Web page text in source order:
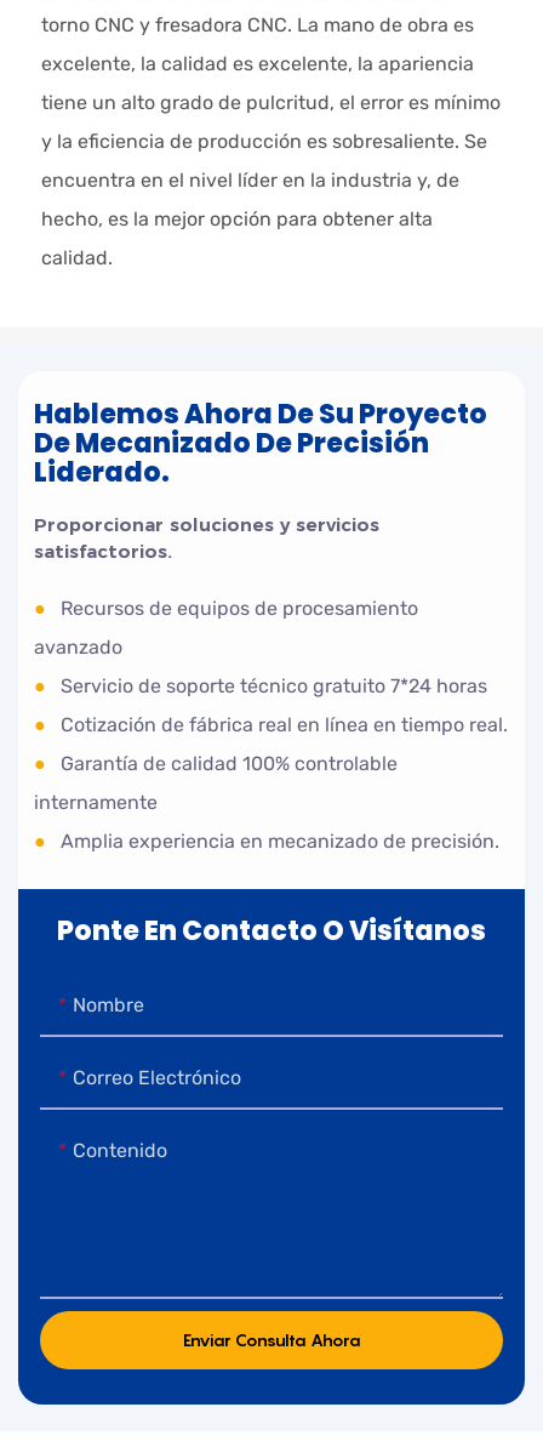
torno CNC y fresadora CNC. La mano de obra es
excelente, la calidad es excelente, la apariencia
tiene un alto grado de pulcritud, el error es mínimo
y la eficiencia de producción es sobresaliente. Se
encuentra en el nivel líder en la industria y, de
hecho, es la mejor opción para obtener alta
calidad.
Hablemos Ahora De Su Proyecto
De Mecanizado De Precisión
Liderado.
Proporcionar soluciones y servicios
satisfactorios.
●
Recursos de equipos de procesamiento
avanzado
●
Servicio de soporte técnico gratuito 7*24 horas
●
Cotización de fábrica real en línea en tiempo real.
●
Garantía de calidad 100% controlable
internamente
●
Amplia experiencia en mecanizado de precisión.
Ponte En Contacto O Visítanos
Nombre
Correo Electrónico
Contenido
Enviar Consulta Ahora